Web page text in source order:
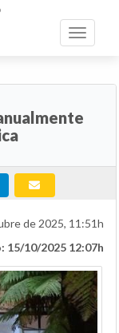
Toggle
de 2025, 11:51h
15/10/2025 12:07h